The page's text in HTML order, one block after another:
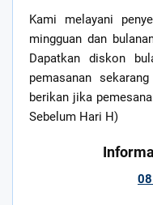
Kami melayani
mingguan dan
Dapatkan diskon
pemasanan
berikan jika
Sebelum Hari H)